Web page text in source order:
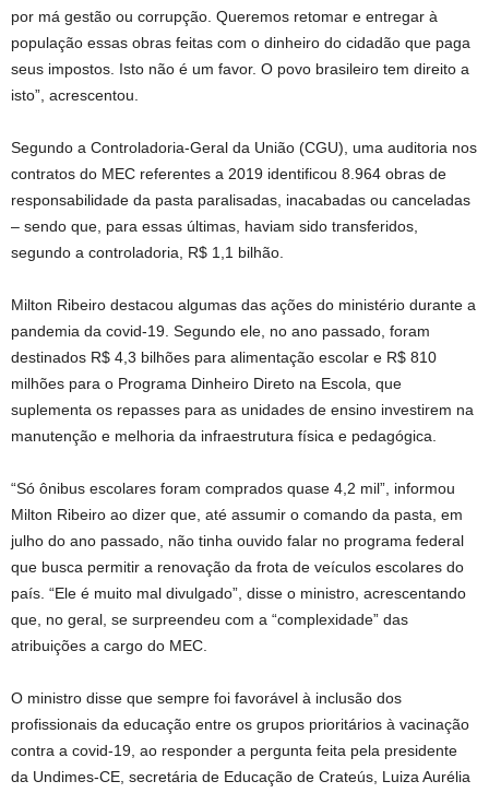
por má gestão ou corrupção. Queremos retomar e entregar à
população essas obras feitas com o dinheiro do cidadão que paga
seus impostos. Isto não é um favor. O povo brasileiro tem direito a
isto”, acrescentou.
Segundo a Controladoria-Geral da União (CGU), uma auditoria nos
contratos do MEC referentes a 2019 identificou 8.964 obras de
responsabilidade da pasta paralisadas, inacabadas ou canceladas
– sendo que, para essas últimas, haviam sido transferidos,
segundo a controladoria, R$ 1,1 bilhão.
Milton Ribeiro destacou algumas das ações do ministério durante a
pandemia da covid-19. Segundo ele, no ano passado, foram
destinados R$ 4,3 bilhões para alimentação escolar e R$ 810
milhões para o Programa Dinheiro Direto na Escola, que
suplementa os repasses para as unidades de ensino investirem na
manutenção e melhoria da infraestrutura física e pedagógica.
“Só ônibus escolares foram comprados quase 4,2 mil”, informou
Milton Ribeiro ao dizer que, até assumir o comando da pasta, em
julho do ano passado, não tinha ouvido falar no programa federal
que busca permitir a renovação da frota de veículos escolares do
país. “Ele é muito mal divulgado”, disse o ministro, acrescentando
que, no geral, se surpreendeu com a “complexidade” das
atribuições a cargo do MEC.
O ministro disse que sempre foi favorável à inclusão dos
profissionais da educação entre os grupos prioritários à vacinação
contra a covid-19, ao responder a pergunta feita pela presidente
da Undimes-CE, secretária de Educação de Crateús, Luiza Aurélia